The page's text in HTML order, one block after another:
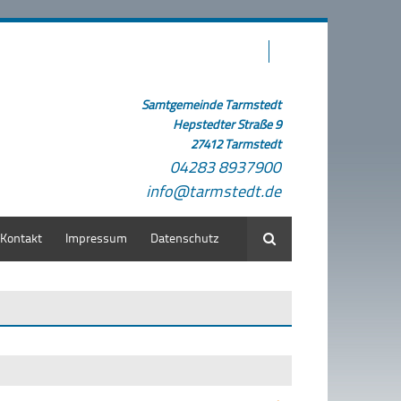
Samtgemeinde Tarmstedt
Hepstedter Straße 9
27412 Tarmstedt
04283 8937900
info@tarmstedt.de
Kontakt Impressum Datenschutz Suche